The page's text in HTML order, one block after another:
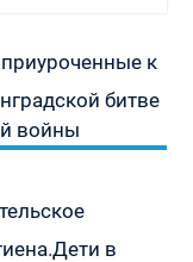
к
битве
войны
в